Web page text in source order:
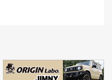
三菱
リアゲート
メンテナンスパーツ